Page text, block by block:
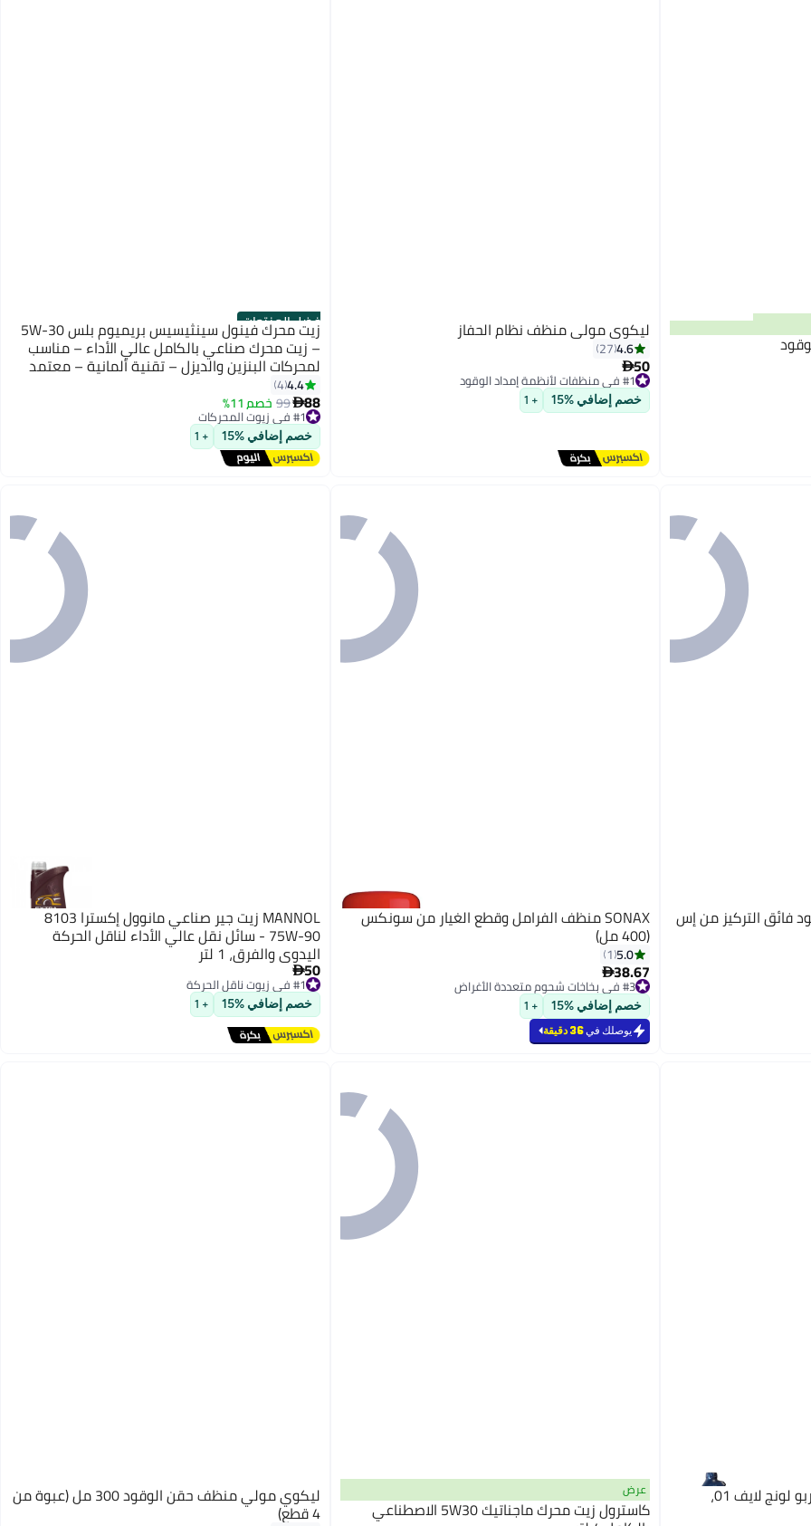
ليكوي مولي منظف نظام الحفاز
4.6
27
50#1 في منظفات لأنظمة إمداد الوقود
توصيل مجاني
#1 في منظفات لأنظمة إمداد الوقود
خصم إضافي %15 + 1
أفضل المنتجات زيت محرك فينول سينثيسيس بريميوم بلس 5W-30
– زيت محرك صناعي بالكامل عالي الأداء – مناسب
لمحركات البنزين والديزل – تقنية ألمانية – معتمد
API SN/CF، ACEA C3 – سعة 4 لترات
4.4
4
88
99خصم 11% #1 في زيوت المحركات
توصيل مجاني
#1 في زيوت المحركات
خصم إضافي %15 + 1
فائق التركيز من إس SONAX منظف الفرامل وقطع الغيار من سونكس
(400 مل)
5.0
1
38.67
#3 في بخاخات شحوم متعددة الأغراض
بتخلّص بسرعة
#3 في بخاخات شحوم متعددة الأغراض
خصم إضافي %15 + 1
يوصلك في36 دقيقة
MANNOL زيت جير صناعي مانوول إكسترا 8103
75W-90 - سائل نقل عالي الأداء لناقل الحركة
اليدوي والفرق، 1 لتر
50#1 في زيوت ناقل الحركة
توصيل مجاني
#1 في زيوت ناقل الحركة
خصم إضافي %15 + 1
BMW زيت محرك توين باور توربو لونج لايف 01، عرض
كاسترول زيت محرك ماجناتيك 5W30 الاصطناعي
ليكوي مولي منظف ​​حقن الوقود 300 مل (عبوة من
4 قطع)